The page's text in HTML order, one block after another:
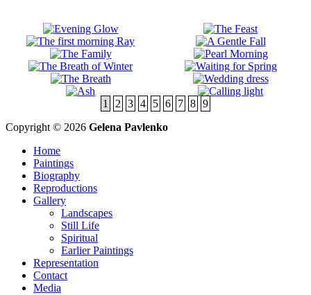
1 2 3 4 5 6 7 8 9
Copyright © 2026 Gelena Pavlenko
Home
Paintings
Biography
Reproductions
Gallery
Landscapes
Still Life
Spiritual
Earlier Paintings
Representation
Contact
Media